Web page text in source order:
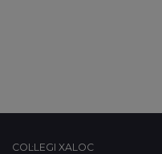
COL·LEGI XALOC